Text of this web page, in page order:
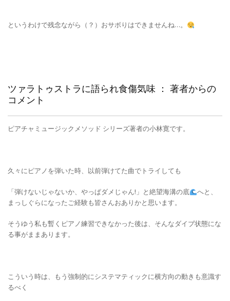
というわけで残念ながら（？）おサボりはできませんね…。
ツァラトゥストラに語られ食傷気味 ： 著者からの
コメント
ピアチャミュージックメソッド シリーズ著者の小林寛です。
久々にピアノを弾いた時、以前弾けてた曲でトライしても
「弾けないじゃないか、やっぱダメじゃん!」と絶望海溝の底
へと、
まっしぐらになったご経験も皆さんおありかと思います。
そうゆう私も暫くピアノ練習できなかった後は、そんなダイブ状態にな
る事がままあります。
こういう時は、もう強制的にシステマティックに横方向の動きも意識す
るべく